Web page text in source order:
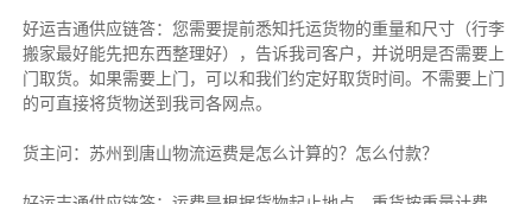
好运吉通供应链答：您需要提前悉知托运货物的重量和尺寸（行李
搬家最好能先把东西整理好），告诉我司客户，并说明是否需要上
门取货。如果需要上门，可以和我们约定好取货时间。不需要上门
的可直接将货物送到我司各网点。
货主问：苏州到唐山物流运费是怎么计算的？怎么付款？